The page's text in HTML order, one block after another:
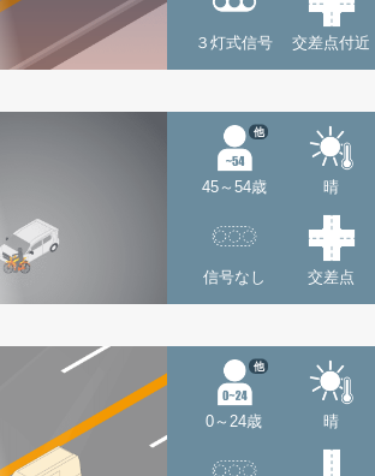
３灯式信号 交差点付近
45～54歳
他
晴
信号なし 交差点
0～24歳
他
晴